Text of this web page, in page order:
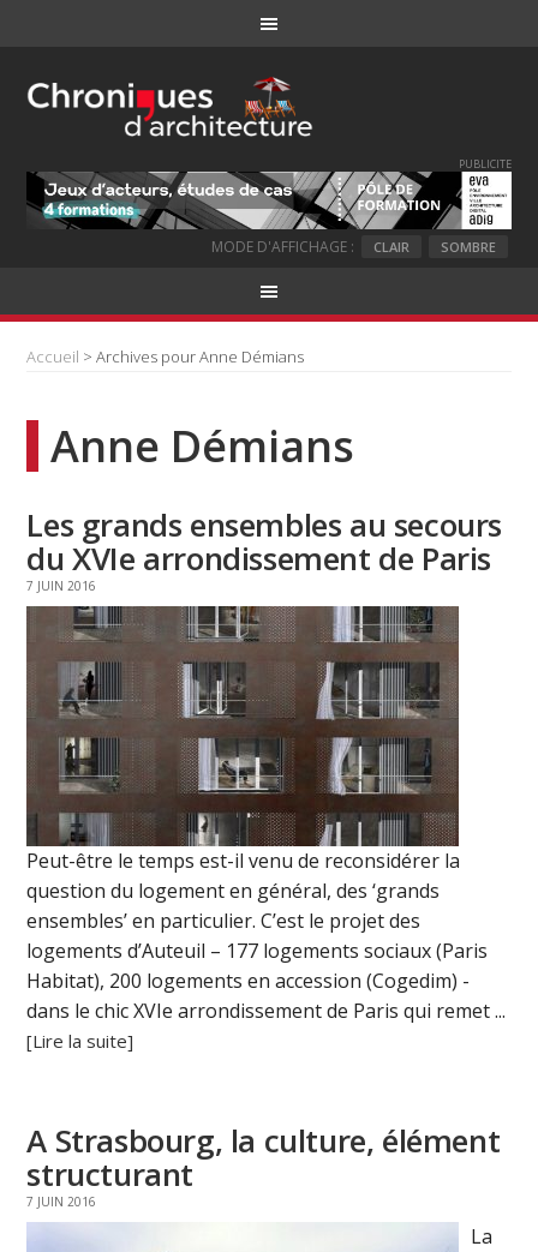
PUBLICITE
MODE D'AFFICHAGE : CLAIR SOMBRE
Accueil > Archives pour Anne Démians
Anne Démians
Les grands ensembles au secours
du XVIe arrondissement de Paris
7 JUIN 2016
Peut-être le temps est-il venu de reconsidérer la
question du logement en général, des ‘grands
ensembles’ en particulier. C’est le projet des
logements d’Auteuil – 177 logements sociaux (Paris
Habitat), 200 logements en accession (Cogedim) -
dans le chic XVIe arrondissement de Paris qui remet ...
[Lire la suite]
A Strasbourg, la culture, élément
structurant
7 JUIN 2016
La